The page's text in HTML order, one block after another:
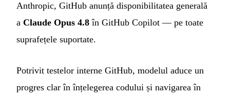
Anthropic, GitHub anunță disponibilitatea generală
a Claude Opus 4.8 în GitHub Copilot — pe toate
suprafețele suportate.
Potrivit testelor interne GitHub, modelul aduce un
progres clar în înțelegerea codului și navigarea în